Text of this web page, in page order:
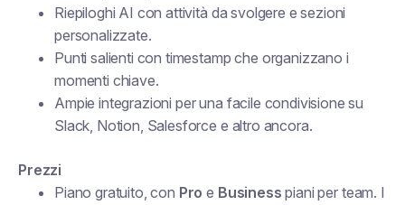
Riepiloghi AI con attività da svolgere e sezioni
personalizzate.
Punti salienti con timestamp che organizzano i
momenti chiave.
Ampie integrazioni per una facile condivisione su
Slack, Notion, Salesforce e altro ancora.
Prezzi
Piano gratuito, con Pro e Business piani per team. I